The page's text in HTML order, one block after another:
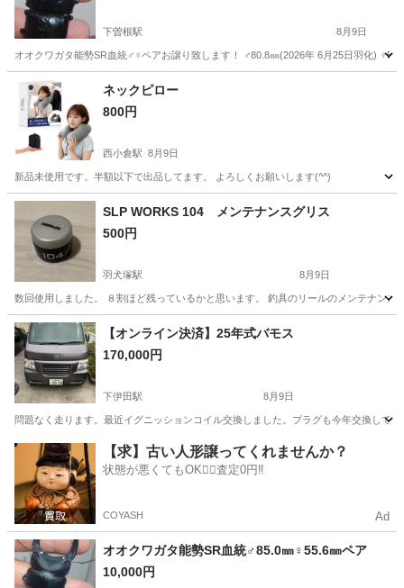
下曽根駅 8月9日
オオクワガタ能勢SR血統♂♀ペアお譲り致します！ ♂80.8㎜(2026年 6月25日羽化)
福岡 下曽根駅
ネックピロー
800円
西小倉駅 8月9日
新品未使用です。半額以下で出品してます。 よろしくお願いします(^^)
福岡 北九州市 SLP WORKS 104 メンテナンスグリス
500円
羽犬塚駅 8月9日
数回使用しました。 ８割ほど残っているかと思います。 釣具のリールのメンテナン
福岡 筑後市 羽犬塚駅 その他
【オンライン決済】25年式バモス
170,000円
下伊田駅 8月9日
問題なく走ります。最近イグニッションコイル交換しました。プラグも今年交換して
福岡 田川市 下伊田駅 その他
【求】古い人形譲ってくれませんか？
状態が悪くてもOK🙆‍♀️査定0円‼️
COYASH Ad
オオクワガタ能勢SR血統♂85.0㎜♀55.6㎜ペア
10,000円